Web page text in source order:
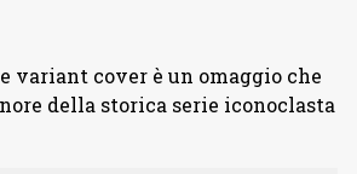
variant cover è un omaggio che
della storica serie iconoclasta